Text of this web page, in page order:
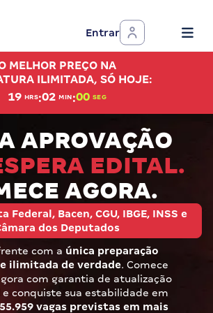
Entrar
MELHOR PREÇO NA
ILIMITADA, SÓ HOJE:
19 HRS:01 MIN :58 SEG
APROVAÇÃO
EDITAL.
AGORA.
Federal, Bacen, CGU, IBGE, INSS e
dos Deputados
com a única preparação
ilimitada de verdade. Comece
com garantia de atualização
conquiste sua estabilidade em
vagas previstas em mais
Teste grátis por 7 dias!
e intensiva para as principais
Brasil